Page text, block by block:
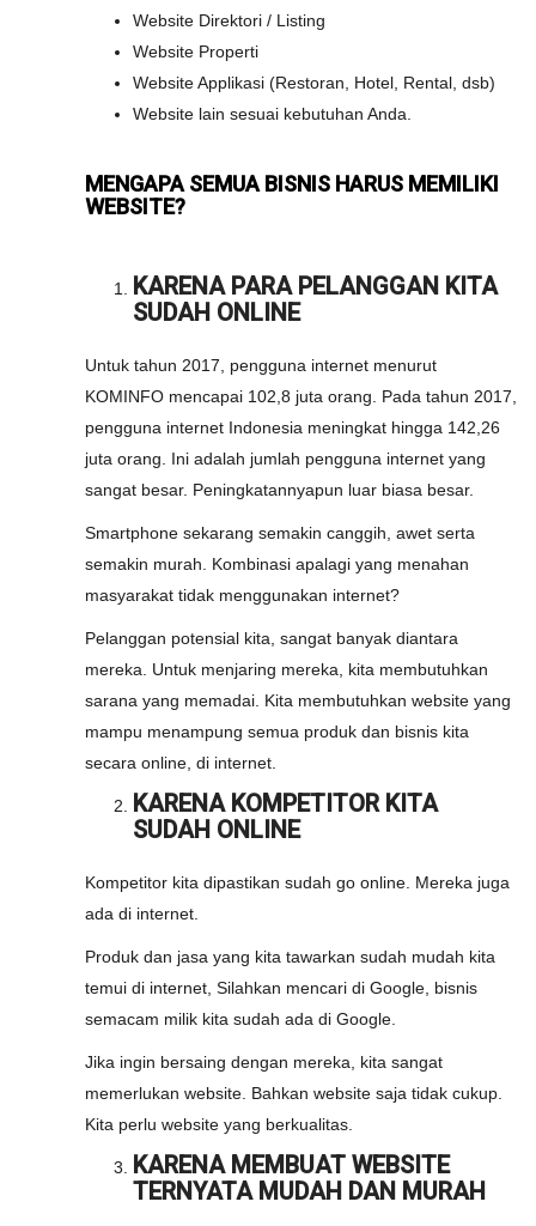
Website Direktori / Listing
Website Properti
Website Applikasi (Restoran, Hotel, Rental, dsb)
Website lain sesuai kebutuhan Anda.
MENGAPA SEMUA BISNIS HARUS MEMILIKI
WEBSITE?
KARENA PARA PELANGGAN KITA
SUDAH ONLINE
Untuk tahun 2017, pengguna internet menurut
KOMINFO mencapai 102,8 juta orang. Pada tahun 2017,
pengguna internet Indonesia meningkat hingga 142,26
juta orang. Ini adalah jumlah pengguna internet yang
sangat besar. Peningkatannyapun luar biasa besar.
Smartphone sekarang semakin canggih, awet serta
semakin murah. Kombinasi apalagi yang menahan
masyarakat tidak menggunakan internet?
Pelanggan potensial kita, sangat banyak diantara
mereka. Untuk menjaring mereka, kita membutuhkan
sarana yang memadai. Kita membutuhkan website yang
mampu menampung semua produk dan bisnis kita
secara online, di internet.
KARENA KOMPETITOR KITA
SUDAH ONLINE
Kompetitor kita dipastikan sudah go online. Mereka juga
ada di internet.
Produk dan jasa yang kita tawarkan sudah mudah kita
temui di internet, Silahkan mencari di Google, bisnis
semacam milik kita sudah ada di Google.
Jika ingin bersaing dengan mereka, kita sangat
memerlukan website. Bahkan website saja tidak cukup.
Kita perlu website yang berkualitas.
KARENA MEMBUAT WEBSITE
TERNYATA MUDAH DAN MURAH